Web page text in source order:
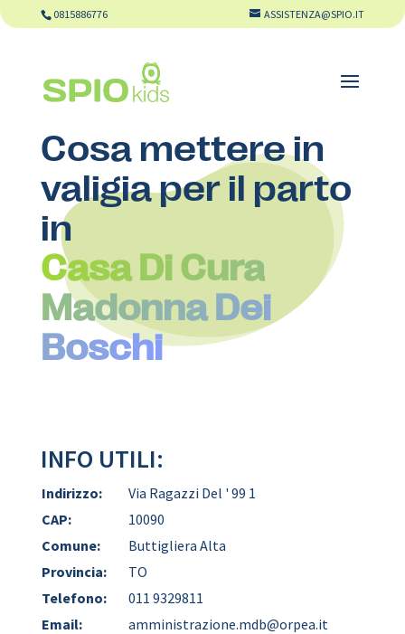
0815886776 ASSISTENZA@SPIO.IT
Cosa mettere in
valigia per il parto
in
Casa Di Cura
Madonna Dei
Boschi
INFO UTILI:
Indirizzo:
Via Ragazzi Del ' 99 1
CAP:
10090
Comune:
Buttigliera Alta
Provincia:
TO
Telefono:
011 9329811
Email:
amministrazione.mdb@orpea.it